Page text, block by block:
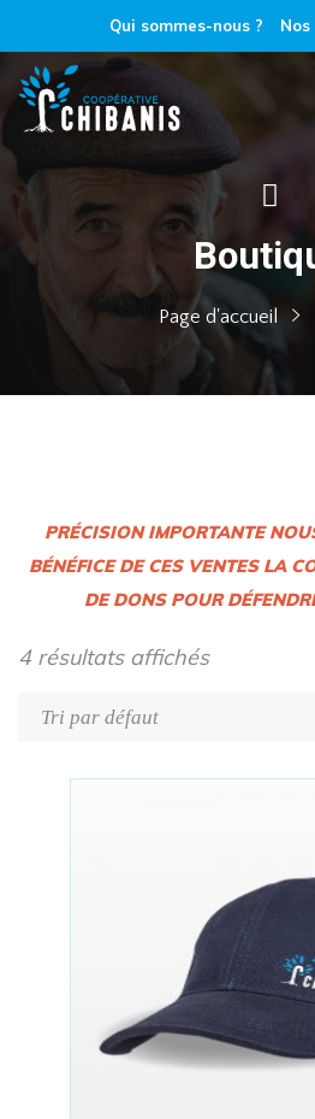
Qui sommes-nous ?
Page d'accueil
PRÉCISION IMPORTANTE
BÉNÉFICE DE CES VENTES LA
DE DONS POUR
4 résultats affichés